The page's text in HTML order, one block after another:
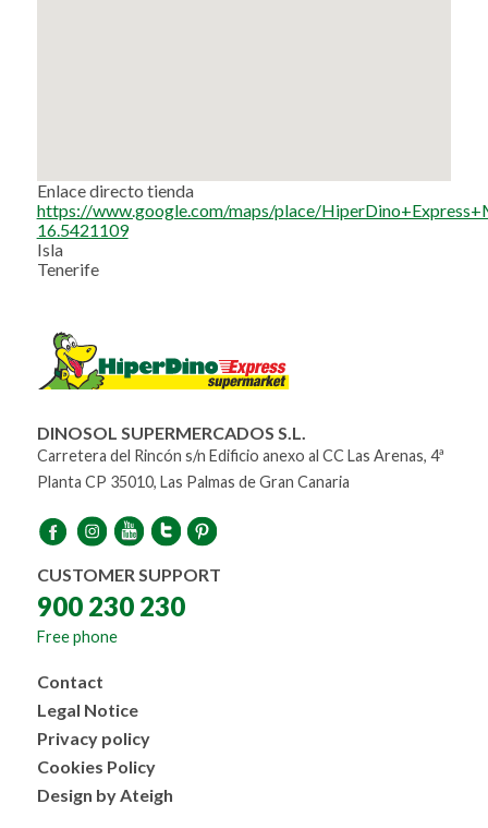
Enlace directo tienda
https://www.google.com/maps/place/
16.5421109
Isla
Tenerife
DINOSOL SUPERMERCADOS S.L.
Carretera del Rincón s/n Edificio anexo al CC Las Arenas, 4ª
Planta CP 35010, Las Palmas de Gran Canaria
CUSTOMER SUPPORT
900 230 230
Free phone
Menú
al
pie
Contact
Legal Notice
Privacy policy
Cookies Policy
Design by Ateigh